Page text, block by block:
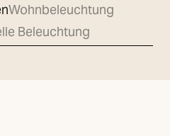
Wohnbeleuchtung
Beleuchtung